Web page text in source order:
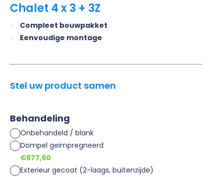
Chalet 4 x 3 + 3Z
Compleet bouwpakket
Eenvoudige montage
Stel uw product samen
Behandeling
Onbehandeld / blank
Dompel geïmpregneerd
€677,60
Exterieur gecoat (2-laags, buitenzijde)